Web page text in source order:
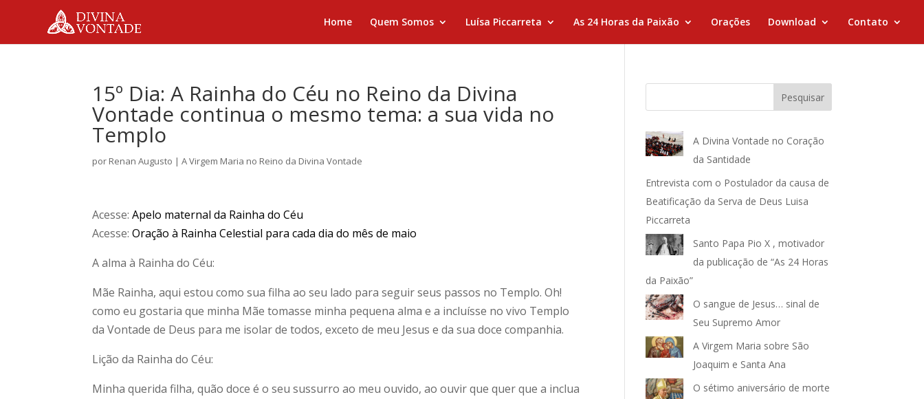
Home Quem Somos Luísa Piccarreta As 24 Horas da Paixão Orações Download Contato
15º Dia: A Rainha do Céu no Reino da Divina
Vontade continua o mesmo tema: a sua vida no
Templo
por Renan Augusto |A Virgem Maria no Reino da Divina Vontade
Acesse:Apelo maternal da Rainha do Céu
Acesse:Oração à Rainha Celestial para cada dia do mês de maio
A alma à Rainha do Céu:
Mãe Rainha, aqui estou como sua filha ao seu lado para seguir seus passos no Templo. Oh!
como eu gostaria que minha Mãe tomasse minha pequena alma e a incluísse no vivo Templo
da Vontade de Deus para me isolar de todos, exceto de meu Jesus e da sua doce companhia.
Lição da Rainha do Céu:
Minha querida filha, quão doce é o seu sussurro ao meu ouvido, ao ouvir que quer que a inclua
Pesquisar
A Divina Vontade no Coração
da Santidade
Entrevista com o Postulador da causa de
Beatificação da Serva de Deus Luisa
Piccarreta
Santo Papa Pio X , motivador
da publicação de “As 24 Horas
da Paixão”
O sangue de Jesus… sinal de
Seu Supremo Amor
A Virgem Maria sobre São
Joaquim e Santa Ana
O sétimo aniversário de morte